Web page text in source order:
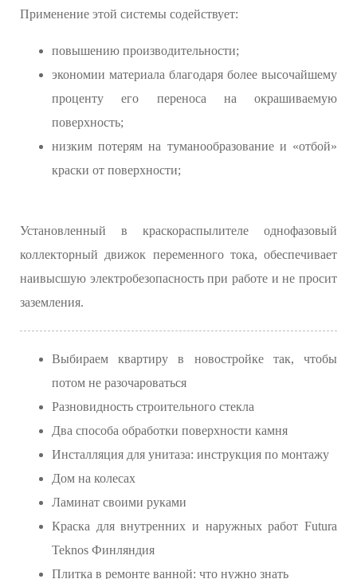
Применение этой системы содействует:
повышению производительности;
экономии материала благодаря более высочайшему
проценту его переноса на окрашиваемую
поверхность;
низким потерям на туманообразование и «отбой»
краски от поверхности;
Установленный в краскораспылителе однофазовый
коллекторный движок переменного тока, обеспечивает
наивысшую электробезопасность при работе и не просит
заземления.
Выбираем квартиру в новостройке так, чтобы
потом не разочароваться
Разновидность строительного стекла
Два способа обработки поверхности камня
Инсталляция для унитаза: инструкция по монтажу
Дом на колесах
Ламинат своими руками
Краска для внутренних и наружных работ Futura
Teknos Финляндия
Плитка в ремонте ванной: что нужно знать